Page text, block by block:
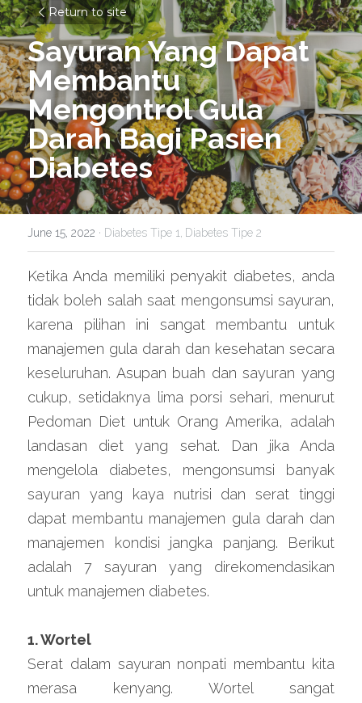
Return to site
Sayuran Yang Dapat
Membantu
Mengontrol Gula
Darah Bagi Pasien
Diabetes
June 15, 2022 · Diabetes Tipe 1, Diabetes Tipe 2
Ketika Anda memiliki penyakit diabetes, anda
tidak boleh salah saat mengonsumsi sayuran,
karena pilihan ini sangat membantu untuk
manajemen gula darah dan kesehatan secara
keseluruhan. Asupan buah dan sayuran yang
cukup, setidaknya lima porsi sehari, menurut
Pedoman Diet untuk Orang Amerika, adalah
landasan diet yang sehat. Dan jika Anda
mengelola diabetes, mengonsumsi banyak
sayuran yang kaya nutrisi dan serat tinggi
dapat membantu manajemen gula darah dan
manajemen kondisi jangka panjang. Berikut
adalah 7 sayuran yang direkomendasikan
untuk manajemen diabetes.
1. Wortel
Serat dalam sayuran nonpati membantu kita
merasa kenyang. Wortel sangat